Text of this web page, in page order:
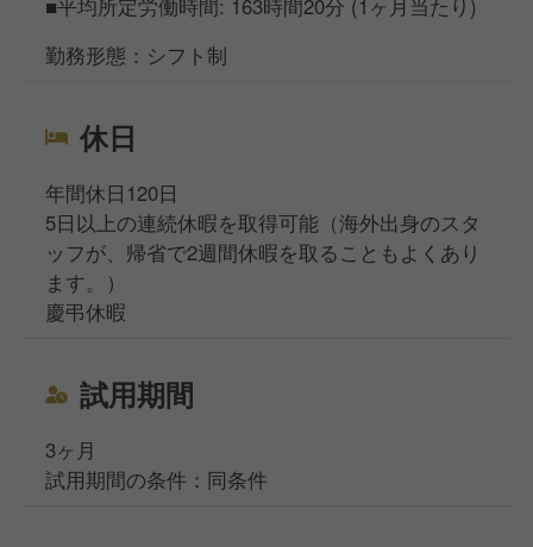
■平均所定労働時間: 163時間20分 (1ヶ月当たり)
勤務形態：シフト制
休日
年間休日120日
5日以上の連続休暇を取得可能（海外出身のスタ
ッフが、帰省で2週間休暇を取ることもよくあり
ます。）
慶弔休暇
試用期間
3ヶ月
試用期間の条件：同条件